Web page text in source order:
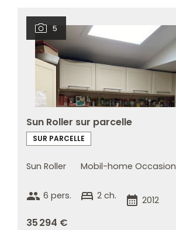
5
Sun Roller sur parcelle
SUR PARCELLE
Sun Roller Mobil-home Occasion
group 6 pers. bed 2 ch. calendar_month 2012
35 294 €